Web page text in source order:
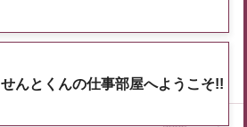
せんとくんの仕事部屋へようこそ!!